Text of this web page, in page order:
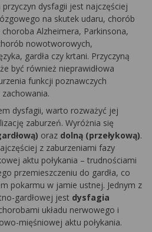
dysfagii jest najczęściej
na skutek udaru, chorób
Alzheimera, Parkinsona,
nowotworowych,
gardła czy krtani. Przyczyną
być również nieprawidłowa
funkcji poznawczych
dysfagii, warto rozważyć jej
zaburzeń. Wyróżnia się
oraz dolną (przełykową).
z zaburzeniami fazy
aktu połykania – trudnościami
przemieszczeniu do gardła, co
pokarmu w jamie ustnej. Jednym z
gardłowej jest dysfagia
układu nerwowego i
mięśniowej aktu połykania.